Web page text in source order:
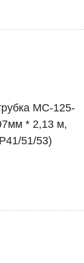
MC-125-
* 2,13 м,
51/53)